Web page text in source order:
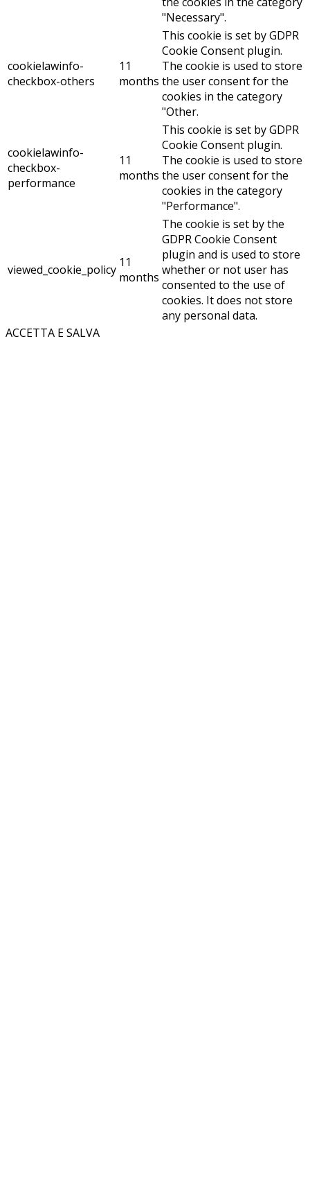
"Necessary".
cookielawinfo-
checkbox-others
11
months
This cookie is set by GDPR
Cookie Consent plugin.
The cookie is used to store
the user consent for the
cookies in the category
"Other.
cookielawinfo-
checkbox-
performance
11
months
This cookie is set by GDPR
Cookie Consent plugin.
The cookie is used to store
the user consent for the
cookies in the category
"Performance".
viewed_cookie_policy 11
months
The cookie is set by the
GDPR Cookie Consent
plugin and is used to store
whether or not user has
consented to the use of
cookies. It does not store
any personal data.
ACCETTA E SALVA